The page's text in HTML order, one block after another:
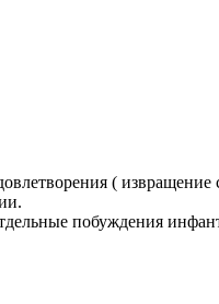
(
побуждения